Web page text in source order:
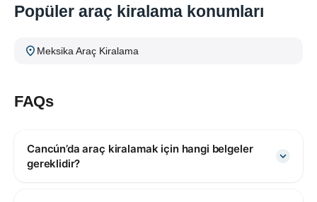
Popüler araç kiralama konumları
Meksika Araç Kiralama
FAQs
Cancún’da araç kiralamak için hangi belgeler
gereklidir?